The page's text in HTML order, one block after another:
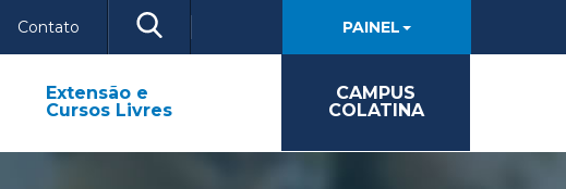
Contato PAINEL
Extensão e
Cursos Livres
CAMPUS
COLATINA